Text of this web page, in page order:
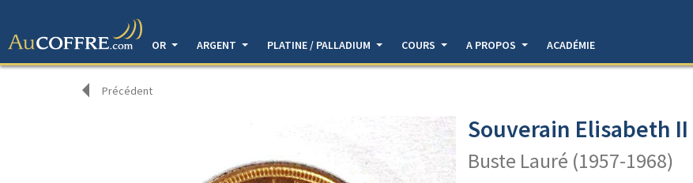
OR
ARGENT PLATINE / PALLADIUM COURS A PROPOS ACADÉMIE
Précédent
Souverain Elisabeth II
Buste Lauré (1957-1968)